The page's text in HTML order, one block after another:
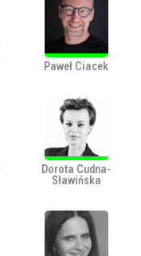
Paweł Ciacek
Dorota Cudna-
Sławińska